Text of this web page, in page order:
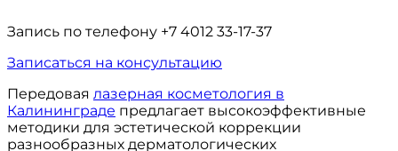
Запись по телефону +7 4012 33-17-37
Записаться на консультацию
Передовая лазерная косметология в
Калининграде предлагает высокоэффективные
методики для эстетической коррекции
разнообразных дерматологических